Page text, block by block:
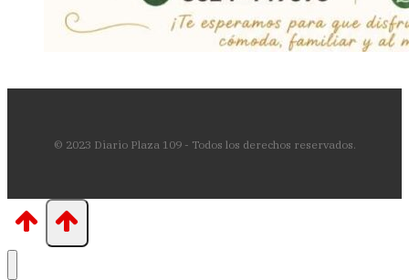
© 2023 Diario Plaza 109 - Todos los derechos reservados.